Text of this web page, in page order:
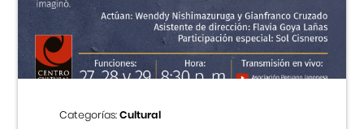
Centro Cultural Peruano Japonés
Cursos
Museo de la Inmigración Japonesa
Categorías:Cultural